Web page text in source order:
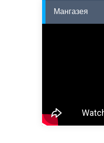
Мангазея